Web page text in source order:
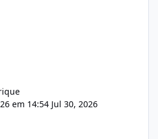
em 14:54 Jul 30, 2026